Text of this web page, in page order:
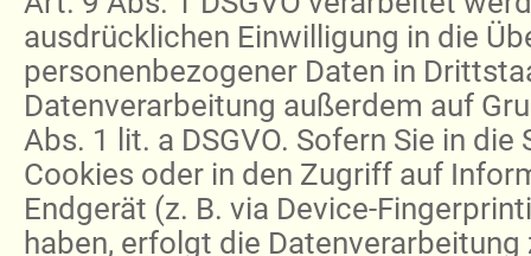
ausdrücklichen Einwilligung in die
personenbezogener Daten in
Datenverarbeitung außerdem auf
Abs. 1 lit. a DSGVO. Sofern Sie in die
Cookies oder in den Zugriff auf
Endgerät (z. B. via Device-
haben, erfolgt die